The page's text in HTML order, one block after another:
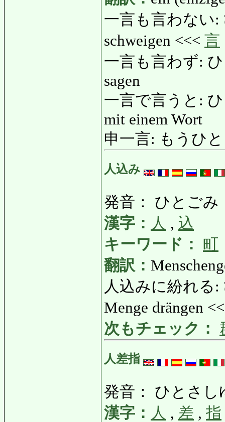
一言も言わない:
schweigen <<< 言
一言も言わず:
sagen
一言で言うと:
mit einem Wort
申一言: もうひ
人込み
発音： ひとごみ
漢字： 人 , 込
キーワード：
町
翻訳：
人込みに紛れる:
Menge drängen
次もチェック：
人差指
発音： ひとさし
漢字： 人 , 差 , 指